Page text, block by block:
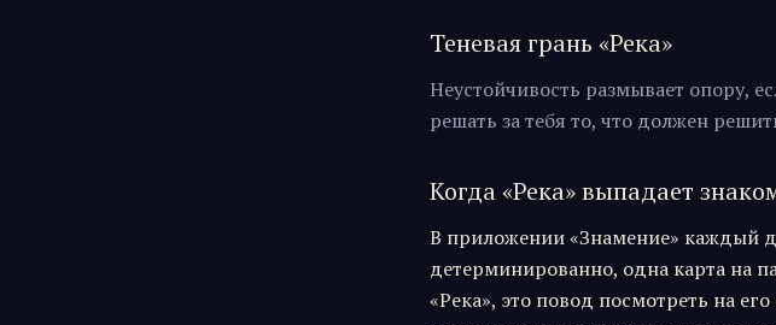
Теневая грань «Река»
Неустойчивость размывает опору,
решать за тебя то, что должен
Когда «Река» выпадает
В приложении «Знамение» каждый
детерминированно, одна карта на
«Река», это повод посмотреть на